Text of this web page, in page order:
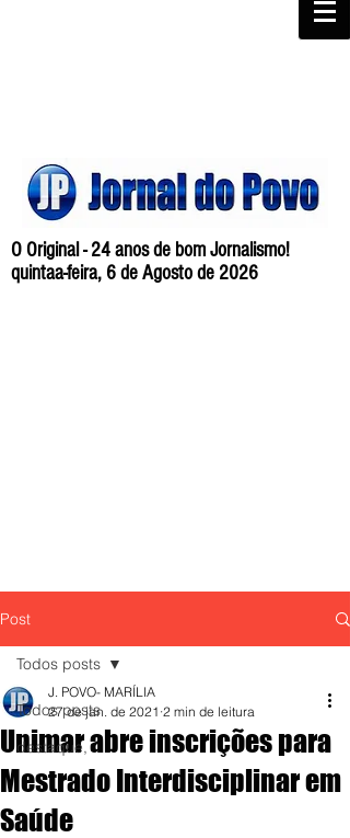
O Original - 24 anos de bom Jornalismo!
quintaa-feira, 6 de Agosto de 2026
Post
Todos posts
destaque,
Todos posts
Unimar abre inscrições para
Mestrado Interdisciplinar em
Saúde
J. POVO- MARÍLIA
27 de jan. de 2021 2 min de leitura